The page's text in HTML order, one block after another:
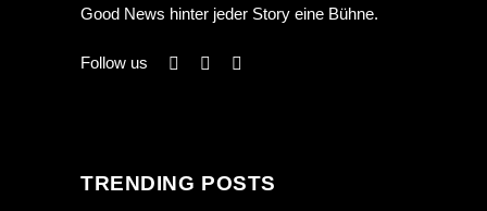
Good News hinter jeder Story eine Bühne.
Follow us
TRENDING POSTS